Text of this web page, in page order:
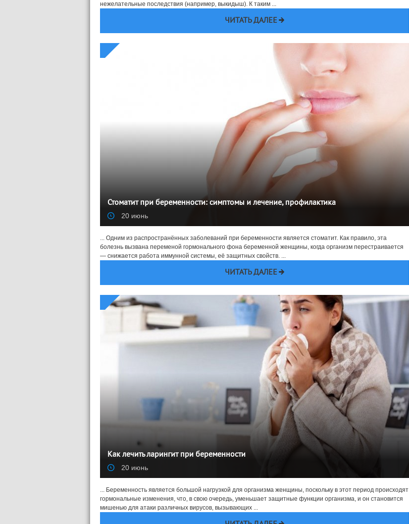
нежелательные последствия (например, выкидыш). К таким ...
ЧИТАТЬ ДАЛЕЕ
Стоматит при беременности: симптомы и лечение, профилактика
20 июнь
... Одним из распространённых заболеваний при беременности является стоматит. Как правило, эта
болезнь вызвана переменой гормонального фона беременной женщины, когда организм перестраивается
— снижается работа иммунной системы, её защитных свойств. ...
ЧИТАТЬ ДАЛЕЕ
Как лечить ларингит при беременности
20 июнь
... Беременность является большой нагрузкой для организма женщины, поскольку в этот период происходят
гормональные изменения, что, в свою очередь, уменьшает защитные функции организма, и он становится
мишенью для атаки различных вирусов, вызывающих ...